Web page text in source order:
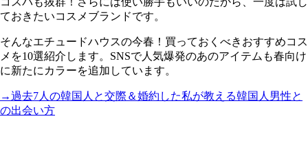
ておきたいコスメブランドです。
そんなエチュードハウスの今春！買っておくべきおすすめコス
メを10選紹介します。SNSで人気爆発のあのアイテムも春向け
に新たにカラーを追加しています。
→過去7人の韓国人と交際＆婚約した私が教える韓国人男性と
の出会い方